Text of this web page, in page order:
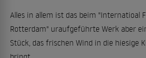
Alles in allem ist das beim "Internatioal
Rotterdam" uraufgeführte Werk aber
Stück, das frischen Wind in die hiesige